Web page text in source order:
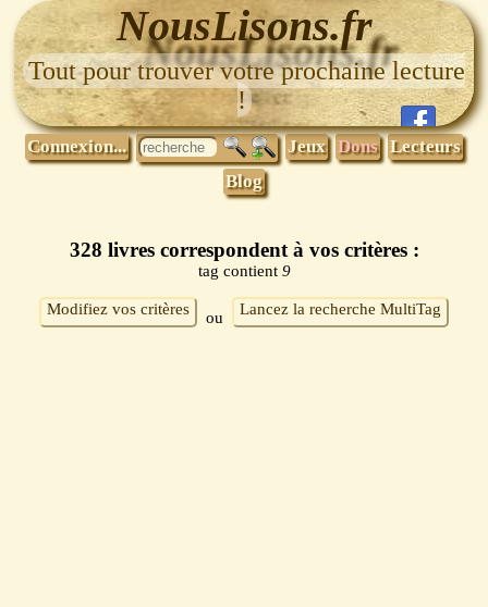
NousLisons.fr
Tout pour trouver votre prochaine lecture
!
Connexion... Jeux Dons Lecteurs
Blog
328 livres correspondent à vos critères :
tag contient 9
Modifiez vos critères ou Lancez la recherche MultiTag